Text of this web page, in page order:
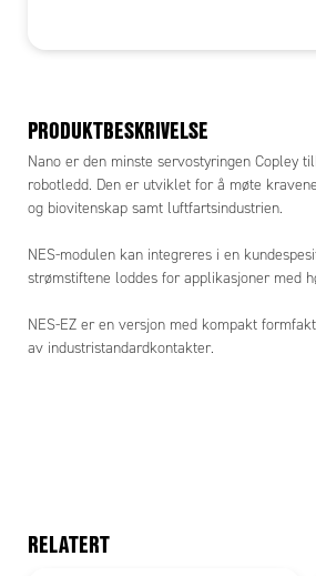
PRODUKTBESKRIVELSE
Nano er den minste servostyringen Copley
robotledd. Den er utviklet for å møte
og biovitenskap samt luftfartsindustrien.
NES-modulen kan integreres i en
strømstiftene loddes for applikasjoner med
NES-EZ er en versjon med kompakt
av industristandardkontakter.
RELATERT